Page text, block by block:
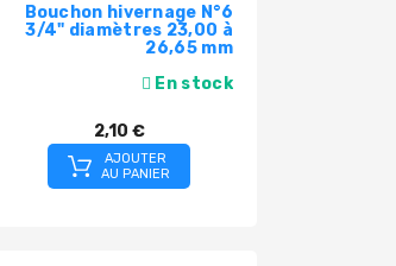
Bouchon hivernage N°6
3/4" diamètres 23,00 à
26,65 mm
En stock
2,10 €
AJOUTER
AU PANIER